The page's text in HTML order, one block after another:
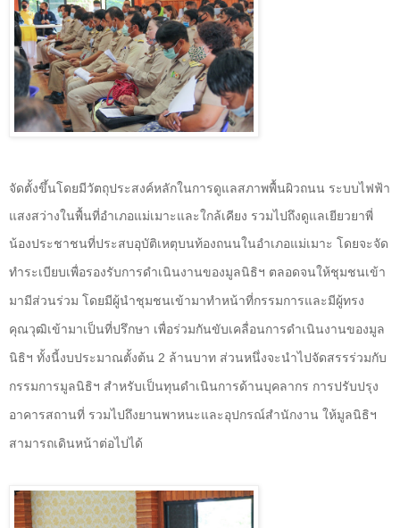
จัดตั้งขึ้นโดยมีวัตถุประสงค์หลักในการดูแลสภาพพื้นผิวถนน ระบบไฟฟ้า
แสงสว่างในพื้นที่อำเภอแม่เมาะและใกล้เคียง รวมไปถึงดูแลเยียวยาพี่
น้องประชาชนที่ประสบอุบัติเหตุบนท้องถนนในอำเภอแม่เมาะ โดยจะจัด
ทำระเบียบเพื่อรองรับการดำเนินงานของมูลนิธิฯ ตลอดจนให้ชุมชนเข้า
มามีส่วนร่วม โดยมีผู้นำชุมชนเข้ามาทำหน้าที่กรรมการและมีผู้ทรง
คุณวุฒิเข้ามาเป็นที่ปรึกษา เพื่อร่วมกันขับเคลื่อนการดำเนินงานของมูล
นิธิฯ ทั้งนี้งบประมาณตั้งต้น 2 ล้านบาท ส่วนหนึ่งจะนำไปจัดสรรร่วมกับ
กรรมการมูลนิธิฯ สำหรับเป็นทุนดำเนินการด้านบุคลากร การปรับปรุง
อาคารสถานที่ รวมไปถึงยานพาหนะและอุปกรณ์สำนักงาน ให้มูลนิธิฯ
สามารถเดินหน้าต่อไปได้